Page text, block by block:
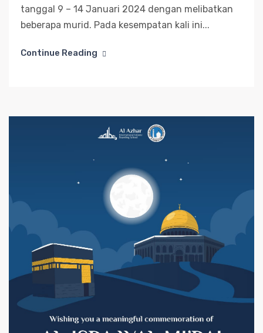
tanggal 9 – 14 Januari 2024 dengan melibatkan
beberapa murid. Pada kesempatan kali ini...
Continue Reading